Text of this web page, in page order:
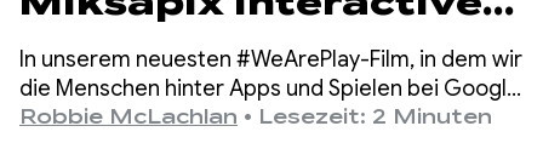
die alte samische
Mythologie zu
Gamern auf der
In unserem neuesten #WeArePlay-Film, in dem wir
die Menschen hinter Apps und Spielen bei Google
Play vorstellen, treffen wir Mikkel, den Gründer
Robbie McLachlan • Lesezeit: 2 Minuten